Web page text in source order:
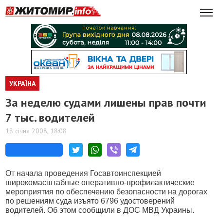
УКРАЇНА
За неделю судами лишены прав почти
7 тыс. водителей
18 січня 2008, 18:08
От начала проведения Госавтоинспекцией
широкомасштабные оперативно-профилактические
мероприятия по обеспечению безопасности на дорогах
по решениям суда изъято 6796 удостоверений
водителей. Об этом сообщили в ДОС МВД Украины.